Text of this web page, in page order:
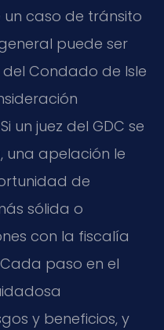
caso de tránsito
puede ser
Condado de Isle
un juez del GDC se
una apelación le
de
sólida o
con la fiscalía
paso en el
y beneficios, y